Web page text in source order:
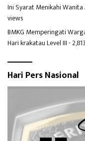
Ini Syarat Menikahi
views
BMKG Memperingati
Hari krakatau Level III-
Hari Pers Nasional